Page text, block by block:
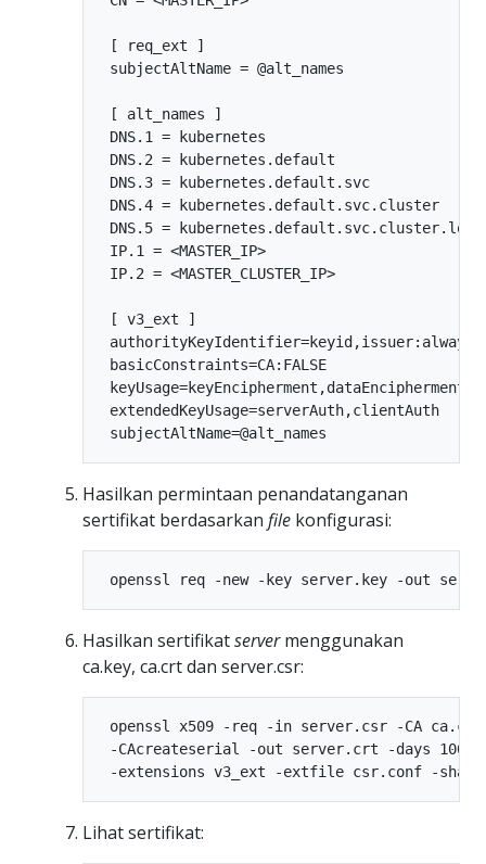
[ req_ext ]
subjectAltName = @alt_names
[ alt_names ]
DNS.1 = kubernetes
DNS.2 = kubernetes.default
DNS.3 = kubernetes.default.svc
DNS.4 = kubernetes.default.svc.cluster
DNS.5 =
IP.1 = <MASTER_IP>
IP.2 = <MASTER_CLUSTER_IP>
[ v3_ext ]
authorityKeyIdentifier=keyid,issuer:always
basicConstraints=CA:FALSE
keyUsage=keyEncipherment,dataEncipherment
extendedKeyUsage=serverAuth,clientAuth
Hasilkan permintaan penandatanganan
sertifikat berdasarkan file konfigurasi:
Hasilkan sertifikatservermenggunakan
ca.key, ca.crt dan server.csr:
openssl x509 -req -in server.csr -CA ca.crt
-CAcreateserial -out server.crt -days
Lihat sertifikat: